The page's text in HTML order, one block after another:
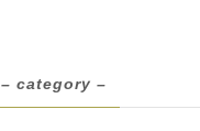
– category –